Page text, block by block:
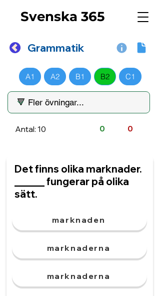
Svenska 365
Grammatik
A1 A2 B1 B2 C1
Antal: 10 0 0
Det finns olika marknader.
______ fungerar på olika
sätt.
marknaden
marknaderna
marknaderna